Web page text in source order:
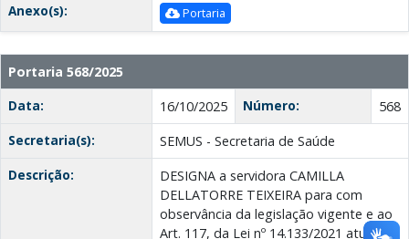
Anexo(s):
Portaria
Portaria 568/2025
Data:
16/10/2025 Número:
568
Secretaria(s):
SEMUS - Secretaria de Saúde
Descrição:
DESIGNA a servidora CAMILLA
DELLATORRE TEIXEIRA para com
observância da legislação vigente e ao
Art. 117, da Lei nº 14.133/2021 atuar